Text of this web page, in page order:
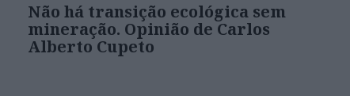
Não há transição ecológica sem
mineração. Opinião de Carlos
Alberto Cupeto